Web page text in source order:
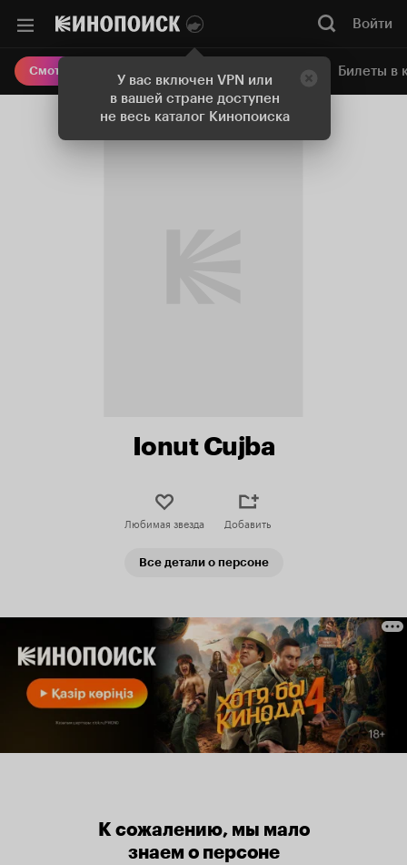
У вас включен VPN или
в вашей стране доступен
не весь каталог Кинопоиска
Войти
Смотреть кино Онлайн-кинотеатр Билеты в
Ionut Cujba
Любимая звезда Добавить
Все детали о персоне
К сожалению, мы мало
знаем о персоне